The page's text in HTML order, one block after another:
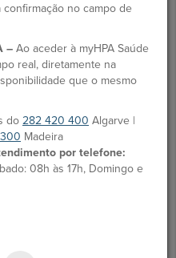
no campo de
– Ao aceder à myHPA Saúde
real, diretamente na
que o mesmo
do 282 420 400 Algarve |
Madeira
por telefone:
08h às 17h, Domingo e